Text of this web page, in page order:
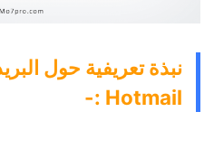
نبذة تعريفية حول
Hotmail :-